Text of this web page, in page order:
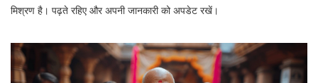
मिश्रण है। पढ़ते रहिए और अपनी जानकारी को अपडेट रखें।